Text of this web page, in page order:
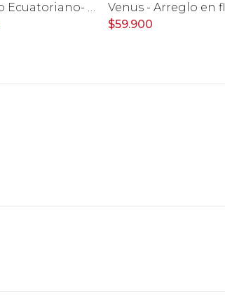
Encanto Ecuatoriano- Arreglo en sombrerero rosas rojo
$59.900